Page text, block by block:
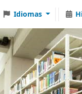
Idiomas